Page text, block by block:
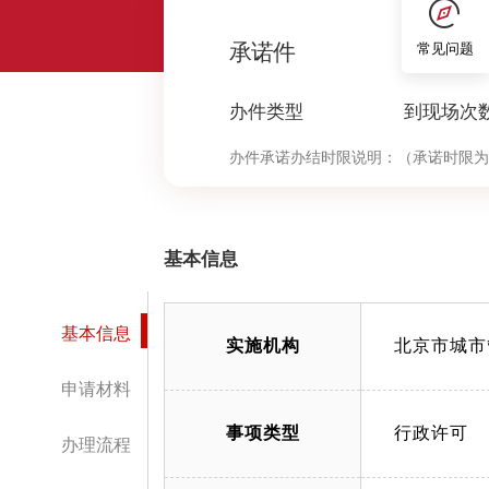
承诺件
办件类型
0
到现场次
办件承诺办结时限说明： （承诺时限
基本信息
申请材料
办理流程
基本信息
实施机构 北京市城
事项类型 行政许可
常见问题